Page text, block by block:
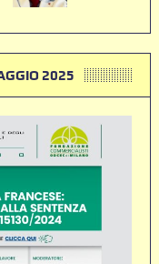
2025